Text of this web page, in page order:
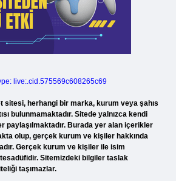
live:.cid.575569c608265c69
sitesi, herhangi bir marka, kurum veya şahıs
bulunmamaktadır. Sitede yalnızca kendi
paylaşılmaktadır. Burada yer alan içerikler
olup, gerçek kurum ve kişiler hakkında
Gerçek kurum ve kişiler ile isim
Sitemizdeki bilgiler taslak
taşımazlar.